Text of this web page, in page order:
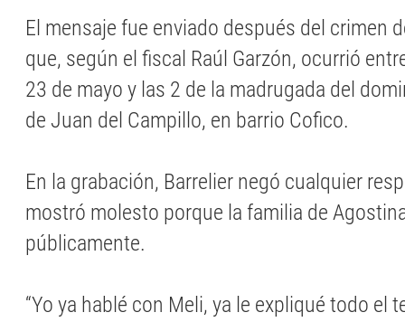
El mensaje fue enviado después del crimen
que, según el fiscal Raúl Garzón, ocurrió
23 de mayo y las 2 de la madrugada del
de Juan del Campillo, en barrio Cofico.
En la grabación, Barrelier negó cualquier
mostró molesto porque la familia de
públicamente.
“Yo ya hablé con Meli, ya le expliqué todo el